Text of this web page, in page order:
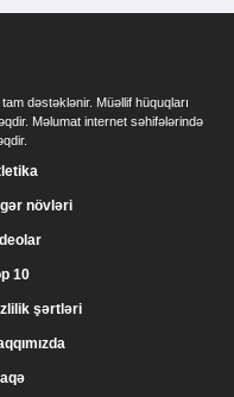
dəstəklənir. Müəllif hüquqları
Məlumat internet səhifələrində
növləri
10
şərtləri